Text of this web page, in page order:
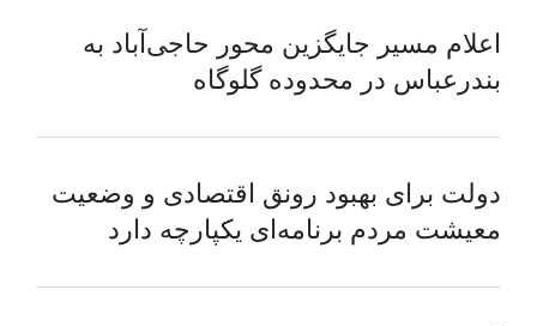
اعلام مسیر جایگزین محور حاجی‌آباد به
بندرعباس در محدوده گلوگاه
دولت برای بهبود رونق اقتصادی و وضعیت
معیشت مردم برنامه‌ای یکپارچه دارد